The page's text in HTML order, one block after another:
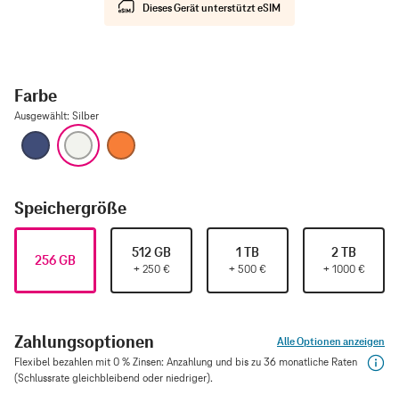
Dieses Gerät unterstützt eSIM
Farbe
Ausgewählt: Silber
Tiefblau Silber
Speichergröße
256 GB 512 GB
+ 250 €
1 TB
+ 500 €
2 TB
+ 1000 €
Zahlungsoptionen
Alle Optionen anzeigen
Flexibel bezahlen mit 0 % Zinsen: Anzahlung und bis zu 36 monatliche Raten
(Schlussrate gleichbleibend oder niedriger).